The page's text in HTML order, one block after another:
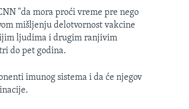
"da mora proći vreme pre nego
mišljenju delotvornost vakcine
ljudima i drugim ranjivim
do pet godina.
imunog sistema i da će njegov